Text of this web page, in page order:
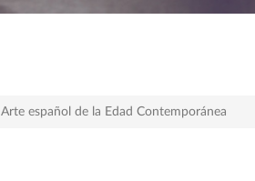
Arte español de la Edad Contemporánea